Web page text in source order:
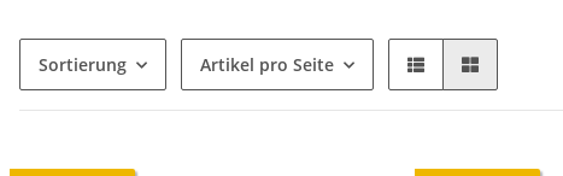
Sortierung Artikel pro Seite